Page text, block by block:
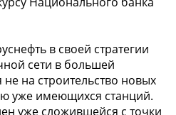
в своей стратегии
сети в большей
не на строительство новых
уже имеющихся станций.
уже сложившейся с точки